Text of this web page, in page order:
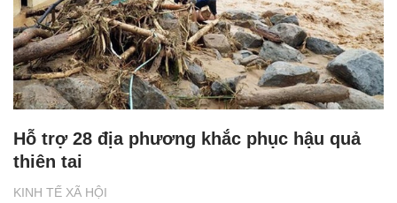
KINH TẾ XÃ HỘI
Hỗ trợ 28 địa phương khắc phục hậu quả
thiên tai